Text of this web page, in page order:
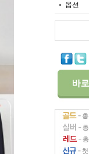
옵션